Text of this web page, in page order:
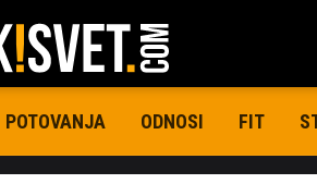
POTOVANJA ODNOSI FIT